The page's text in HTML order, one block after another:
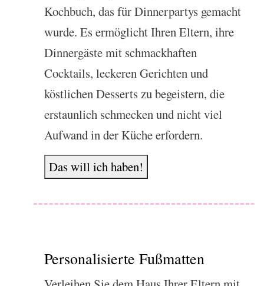
Kochbuch, das für Dinnerpartys gemacht
wurde. Es ermöglicht Ihren Eltern, ihre
Dinnergäste mit schmackhaften
Cocktails, leckeren Gerichten und
köstlichen Desserts zu begeistern, die
erstaunlich schmecken und nicht viel
Aufwand in der Küche erfordern.
Das will ich haben!
Personalisierte Fußmatten